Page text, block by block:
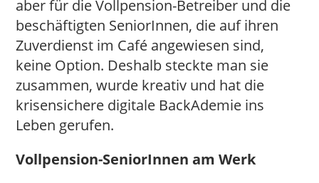
aber für die Vollpension-Betreiber und die
beschäftigten SeniorInnen, die auf ihren
Zuverdienst im Café angewiesen sind,
keine Option. Deshalb steckte man sie
zusammen, wurde kreativ und hat die
krisensichere digitale BackAdemie ins
Leben gerufen.
Vollpension-SeniorInnen am Werk